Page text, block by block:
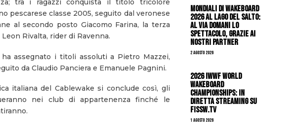
tra i ragazzi conquista il titolo tricolore
pescarese classe 2005, seguito dal veronese
al secondo posto Giacomo Farina, la terza
Rivalta, rider di Ravenna.
ha assegnato i titoli assoluti a Pietro Mazzei,
da Claudio Panciera e Emanuele Pagnini.
italiana del Cablewake si conclude così, gli
nei club di appartenenza finché le
Mondiali di Wakeboard
2026 al Lago del Salto:
al via domani lo
spettacolo, grazie ai
nostri Partner
2 Agosto 2026
2026 IWWF WORLD
WAKEBOARD
CHAMPIONSHIPS: IN
DIRETTA STREAMING SU
FISSW.TV
1 Agosto 2026